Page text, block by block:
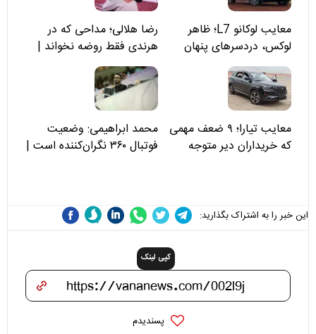
معایب لوکانو L7؛ ظاهر
لوکس، دردسرهای پنهان
رضا هلالی؛ مداحی که در
هرندی فقط روضه نخواند |
مسئولان «تکیه‌گاه آقا مرتضی
علی(ع)» را جدی‌تر ببینند
معایب تیارا؛ ۹ ضعف مهمی
که خریداران دیر متوجه
محمد ابراهیمی: وضعیت
فوتبال ۳۶۰ نگران‌کننده است |
این خبر را به اشتراک بگذارید:
کپی لینک
پسندیدم